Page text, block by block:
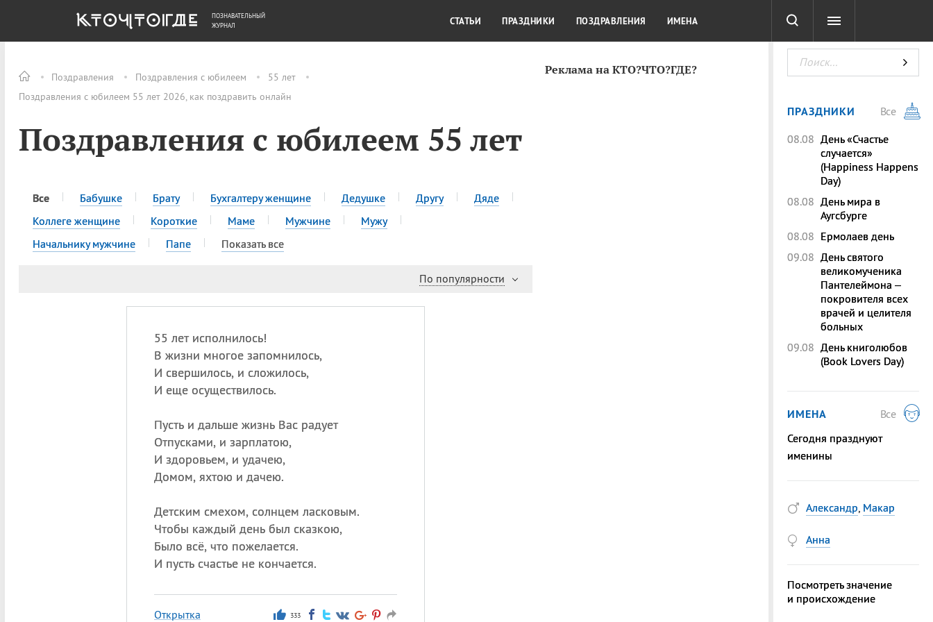
Поздравления Поздравления с юбилеем
55 лет
Поздравления с юбилеем 55 лет 2026, как поздравить онлайн
Поздравления с юбилеем 55 лет
Все Бабушке Брату Бухгалтеру женщине Дедушке Другу
Дяде
Коллеге женщине
Короткие Маме Мужчине
Мужу
Начальнику мужчине
Папе Показать все
По популярности
55 лет исполнилось!
В жизни многое запомнилось,
И свершилось, и сложилось,
И еще осуществилось.
Пусть и дальше жизнь Вас радует
Отпусками, и зарплатою,
И здоровьем, и удачею,
Домом, яхтою и дачею.
Детским смехом, солнцем ласковым.
Чтобы каждый день был сказкою,
Было всё, что пожелается.
И пусть счастье не кончается.
Открытка 333
Реклама на КТО?ЧТО?ГДЕ?
ОБЩЕСТВО ДЕНЬГИ КУЛЬТУРА КРАСОТА ТЕСТЫ
ПОЗНАВАТЕЛЬНЫЙ
ЖУРНАЛ
СТАТЬИ ПРАЗДНИКИ ПОЗДРАВЛЕНИЯ ИМЕНА
ПРАЗДНИКИ
Все
08.08 День «Счастье
случается»
(Happiness Happens
Day)
08.08 День мира в
Аугсбурге
08.08 Ермолаев день
09.08 День святого
великомученика
Пантелеймона –
покровителя всех
врачей и целителя
больных
09.08 День книголюбов
(Book Lovers Day)
ИМЕНА
Все
Сегодня празднуют
именины
Александр, Макар
Анна
Посмотреть значение
и происхождение